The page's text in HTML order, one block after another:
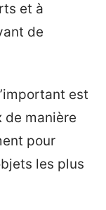
et à
de
est
de manière
pour
les plus